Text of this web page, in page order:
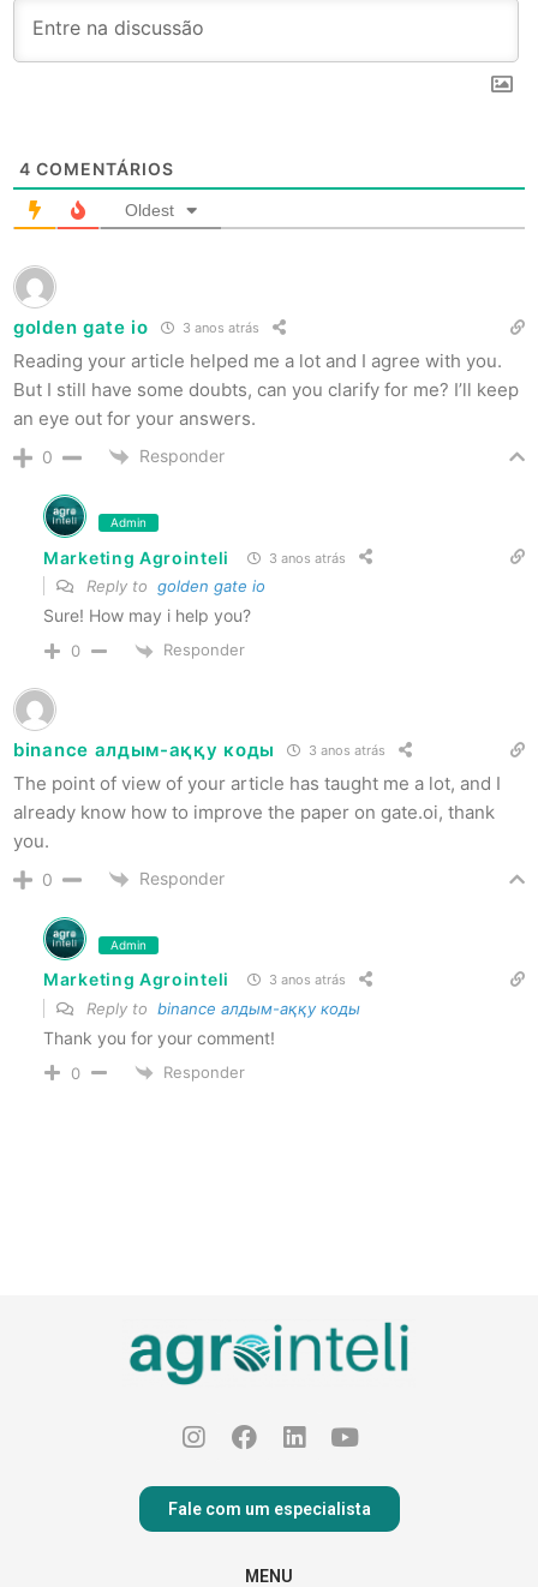
4 COMENTÁRIOS
Oldest
golden gate io 3 anos atrás
Reading your article helped me a lot and I agree with you.
But I still have some doubts, can you clarify for me? I’ll keep
an eye out for your answers.
0 Responder
Admin
Marketing Agrointeli 3 anos atrás
Reply to golden gate io
Sure! How may i help you?
0 Responder
binance алдым-аққу коды 3 anos atrás
The point of view of your article has taught me a lot, and I
already know how to improve the paper on gate.oi, thank
you.
0 Responder
Admin
Marketing Agrointeli 3 anos atrás
Reply to binance алдым-аққу коды
Thank you for your comment!
0 Responder
Fale com um especialista
MENU